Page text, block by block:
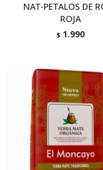
NAT-PETALOS DE
ROJA
$ 1.990